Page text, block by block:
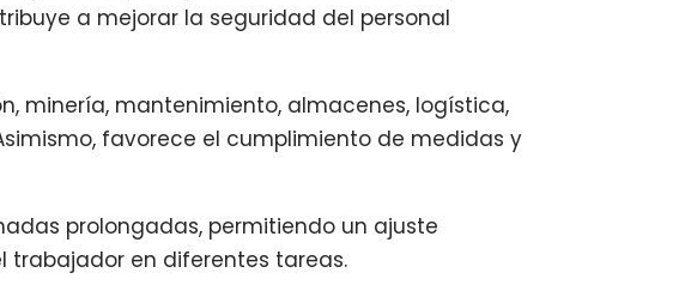
a mejorar la seguridad del personal
minería, mantenimiento, almacenes, logística,
favorece el cumplimiento de medidas y
prolongadas, permitiendo un ajuste
trabajador en diferentes tareas.